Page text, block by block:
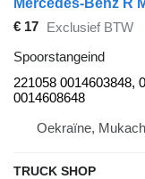
€ 17
Exclusief BTW
Spoorstangeind
221058 0014603848,
0014608648
Oekraïne,
TRUCK SHOP